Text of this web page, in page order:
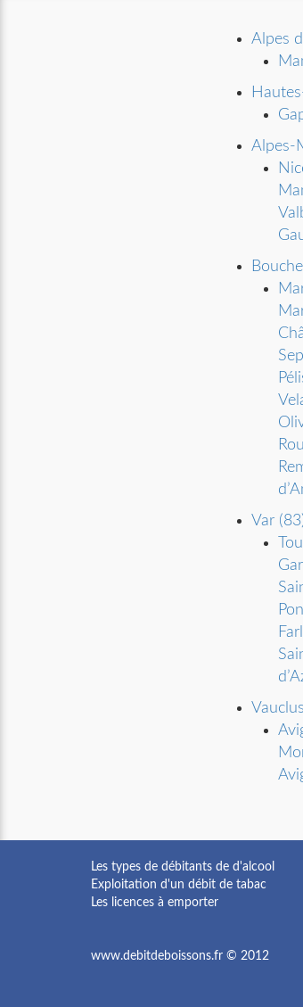
Alpes
Alpes-
Var
Les types de débitants de d'alcool
Exploitation d'un débit de tabac
Les licences à emporter
www.debitdeboissons.fr © 2012